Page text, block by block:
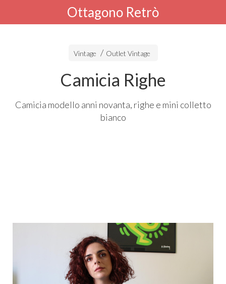
Ottagono Retrò
Vintage Outlet Vintage
Camicia Righe
Camicia modello anni novanta, righe e mini colletto
bianco